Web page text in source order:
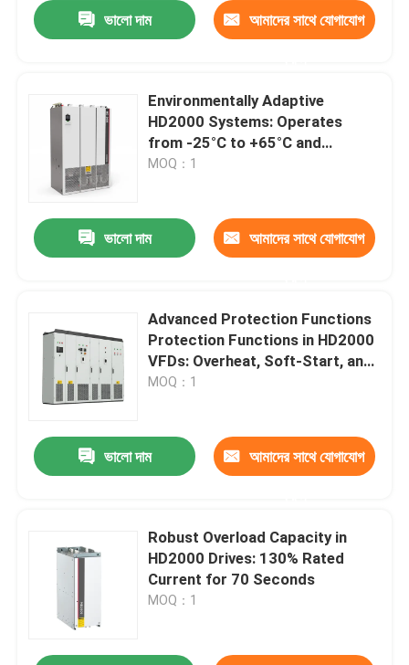
ভালো দাম আমাদের সাথে যোগাযোগ
Environmentally Adaptive
HD2000 Systems: Operates
from -25°C to +65°C and
Humidity Up to 85%
MOQ：1
ভালো দাম আমাদের সাথে যোগাযোগ
Advanced Protection Functions
Protection Functions in HD2000
VFDs: Overheat, Soft-Start, and
IGBT Safety
MOQ：1
ভালো দাম আমাদের সাথে যোগাযোগ
Robust Overload Capacity in
HD2000 Drives: 130% Rated
Current for 70 Seconds
MOQ：1